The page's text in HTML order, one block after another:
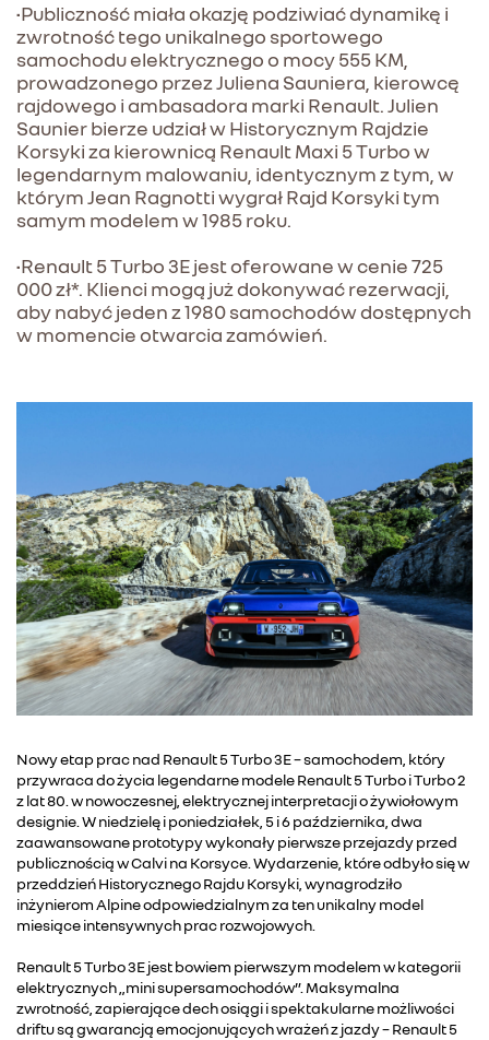
•Publiczność miała okazję podziwiać dynamikę i
zwrotność tego unikalnego sportowego
samochodu elektrycznego o mocy 555 KM,
prowadzonego przez Juliena Sauniera, kierowcę
rajdowego i ambasadora marki Renault. Julien
Saunier bierze udział w Historycznym Rajdzie
Korsyki za kierownicą Renault Maxi 5 Turbo w
legendarnym malowaniu, identycznym z tym, w
którym Jean Ragnotti wygrał Rajd Korsyki tym
samym modelem w 1985 roku.
•Renault 5 Turbo 3E jest oferowane w cenie 725
000 zł*. Klienci mogą już dokonywać rezerwacji,
aby nabyć jeden z 1980 samochodów dostępnych
w momencie otwarcia zamówień.
Nowy etap prac nad Renault 5 Turbo 3E – samochodem, który
przywraca do życia legendarne modele Renault 5 Turbo i Turbo 2
z lat 80. w nowoczesnej, elektrycznej interpretacji o żywiołowym
designie. W niedzielę i poniedziałek, 5 i 6 października, dwa
zaawansowane prototypy wykonały pierwsze przejazdy przed
publicznością w Calvi na Korsyce. Wydarzenie, które odbyło się w
przeddzień Historycznego Rajdu Korsyki, wynagrodziło
inżynierom Alpine odpowiedzialnym za ten unikalny model
miesiące intensywnych prac rozwojowych.
Renault 5 Turbo 3E jest bowiem pierwszym modelem w kategorii
elektrycznych „mini supersamochodów”. Maksymalna
zwrotność, zapierające dech osiągi i spektakularne możliwości
driftu są gwarancją emocjonujących wrażeń z jazdy – Renault 5